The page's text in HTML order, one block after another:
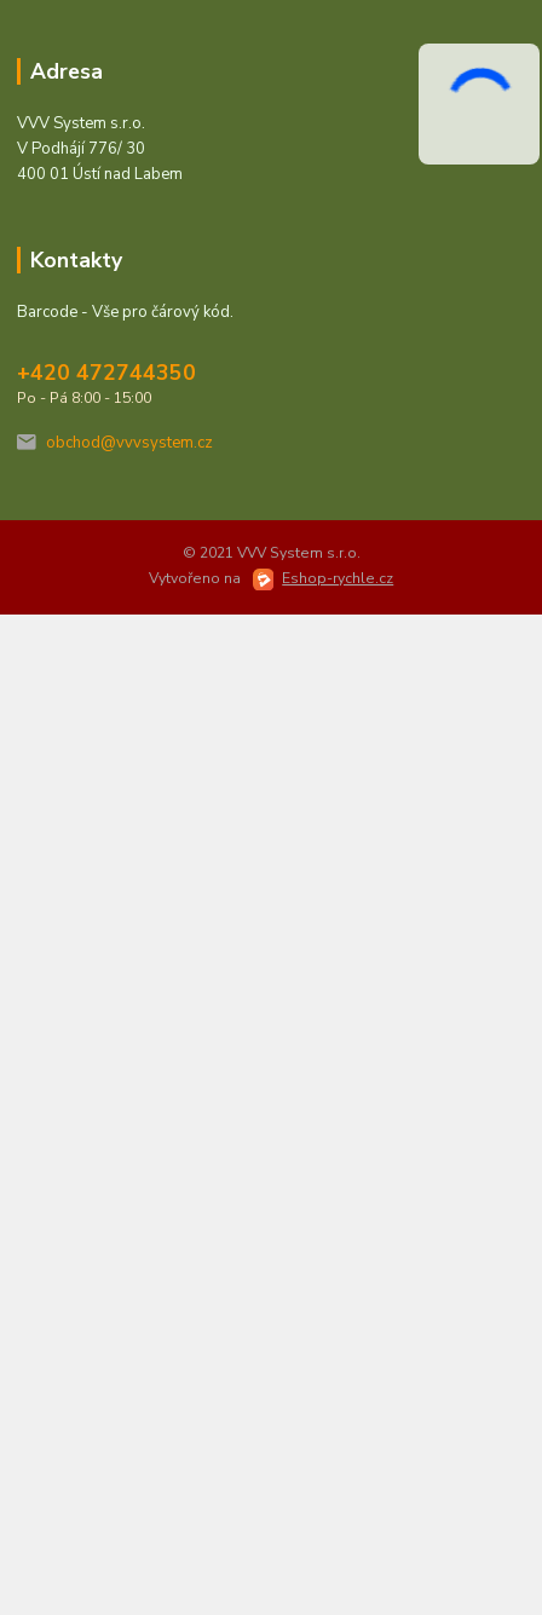
Adresa
VVV System s.r.o.
V Podhájí 776/ 30
400 01 Ústí nad Labem
Kontakty
Barcode - Vše pro čárový kód.
+420 472744350
Po - Pá 8:00 - 15:00
obchod@vvvsystem.cz
© 2021 VVV System s.r.o.
Vytvořeno na
Eshop-rychle.cz